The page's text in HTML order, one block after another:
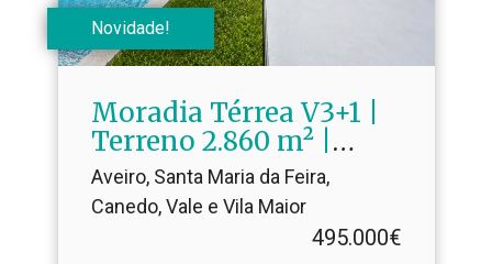
Novidade!
Moradia Térrea V3+1 |
Terreno 2.​860 m² |
Canedo – Santa Maria
da Feira
Aveiro, Santa Maria da Feira,
Canedo, Vale e Vila Maior
495.000€